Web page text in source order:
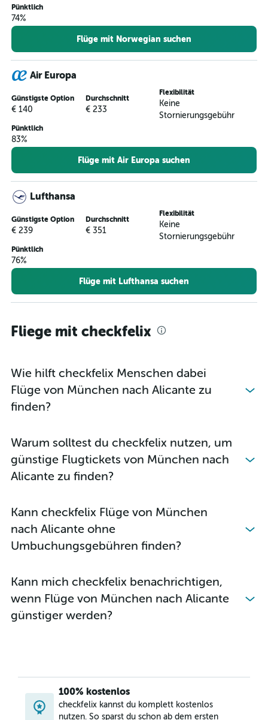
Pünktlich
74%
Flüge mit Norwegian suchen
Air Europa
Günstigste Option
€ 140
Durchschnitt
€ 233
Flexibilität
Keine
Stornierungsgebühr
Pünktlich
83%
Flüge mit Air Europa suchen
Lufthansa
Günstigste Option
€ 239
Durchschnitt
€ 351
Flexibilität
Keine
Stornierungsgebühr
Pünktlich
76%
Flüge mit Lufthansa suchen
Fliege mit checkfelix
Wie hilft checkfelix Menschen dabei
Flüge von München nach Alicante zu
finden?
Warum solltest du checkfelix nutzen, um
günstige Flugtickets von München nach
Alicante zu finden?
Kann checkfelix Flüge von München
nach Alicante ohne
Umbuchungsgebühren finden?
Kann mich checkfelix benachrichtigen,
wenn Flüge von München nach Alicante
günstiger werden?
100% kostenlos
checkfelix kannst du komplett kostenlos
nutzen. So sparst du schon ab dem ersten